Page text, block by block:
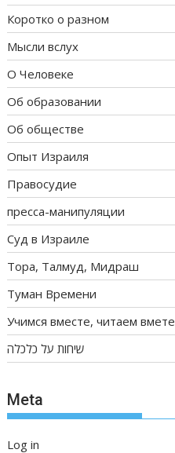
Коротко о разном
Мысли вслух
О Человеке
Об образовании
Об обществе
Опыт Израиля
Правосудие
пресса-манипуляции
Суд в Израиле
Тора, Талмуд, Мидраш
Туман Времени
Учимся вместе, читаем вмете
שיחות על כלכלה
Meta
Log in